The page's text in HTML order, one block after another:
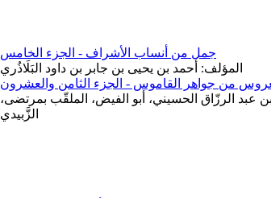
جمل من أنساب الأشراف - الجزء الخامس
المؤلف: أحمد بن يحيى بن جابر بن داود البَلَاذُري
من جواهر القاموس - الجزء الثامن والعشرون
عبد الرزّاق الحسيني، أبو الفيض، الملقّب بمرتضى،
الزَّبيدي